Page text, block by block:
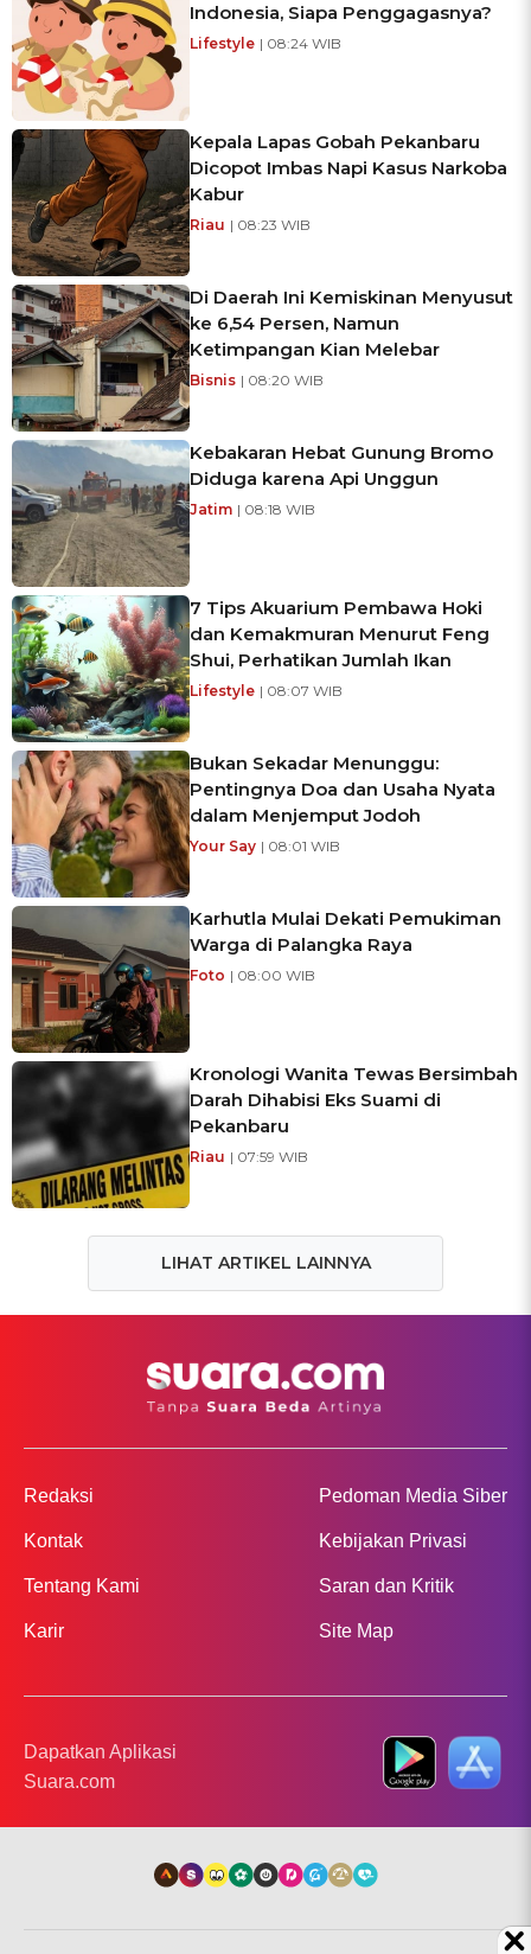
Indonesia, Siapa Penggagasnya?
Lifestyle | 08:24 WIB
Kepala Lapas Gobah Pekanbaru
Dicopot Imbas Napi Kasus Narkoba
Kabur
Riau | 08:23 WIB
Di Daerah Ini Kemiskinan Menyusut
ke 6,54 Persen, Namun
Ketimpangan Kian Melebar
Bisnis | 08:20 WIB
Kebakaran Hebat Gunung Bromo
Diduga karena Api Unggun
Jatim | 08:18 WIB
7 Tips Akuarium Pembawa Hoki
dan Kemakmuran Menurut Feng
Shui, Perhatikan Jumlah Ikan
Lifestyle | 08:07 WIB
Bukan Sekadar Menunggu:
Pentingnya Doa dan Usaha Nyata
dalam Menjemput Jodoh
Your Say | 08:01 WIB
Karhutla Mulai Dekati Pemukiman
Warga di Palangka Raya
Foto | 08:00 WIB
Kronologi Wanita Tewas Bersimbah
Darah Dihabisi Eks Suami di
Pekanbaru
Riau | 07:59 WIB
LIHAT ARTIKEL LAINNYA
Redaksi
Kontak
Tentang Kami
Karir
Pedoman Media Siber
Kebijakan Privasi
Saran dan Kritik
Site Map
Dapatkan Aplikasi
Suara.com